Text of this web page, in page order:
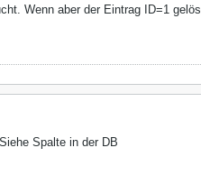
Wenn aber der Eintrag ID=1
Spalte in der DB